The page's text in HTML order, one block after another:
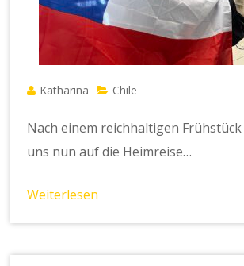
Katharina Chile
Nach einem reichhaltigen
uns nun auf die Heimreise…
Weiterlesen